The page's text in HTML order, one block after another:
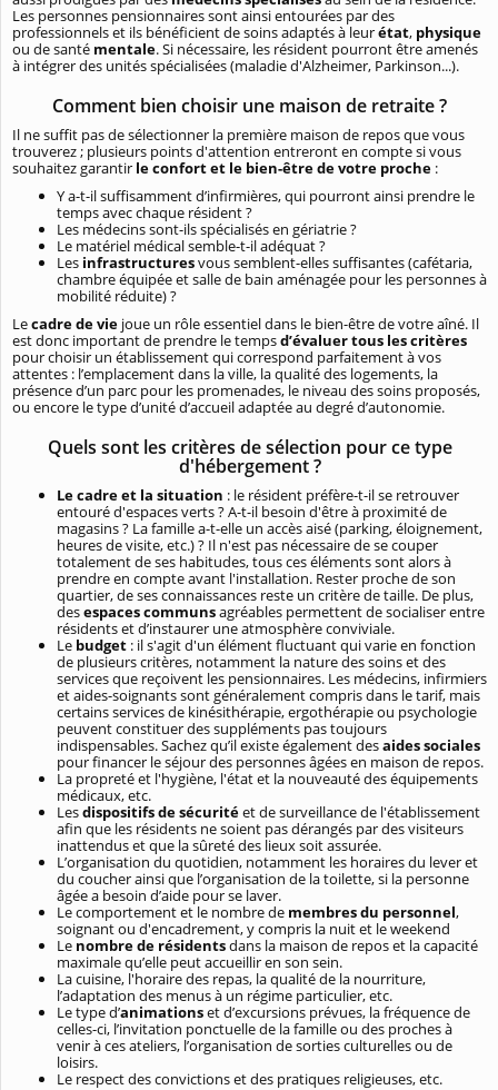
Les personnes pensionnaires sont ainsi entourées par des
professionnels et ils bénéficient de soins adaptés à leurétat, physique
ou de santé mentale. Si nécessaire, les résident pourront être amenés
à intégrer des unités spécialisées (maladie d'Alzheimer, Parkinson...).
Comment bien choisir une maison de retraite ?
Il ne suffit pas de sélectionner la première maison de repos que vous
trouverez ; plusieurs points d'attention entreront en compte si vous
souhaitez garantir le confort et le bien-être de votre proche :
Y a-t-il suffisamment d’infirmières, qui pourront ainsi prendre le
temps avec chaque résident ?
Les médecins sont-ils spécialisés en gériatrie ?
Le matériel médical semble-t-il adéquat ?
Les infrastructuresvous semblent-elles suffisantes (cafétaria,
chambre équipée et salle de bain aménagée pour les personnes à
mobilité réduite) ?
Lecadre de vie joue un rôle essentiel dans le bien-être de votre aîné. Il
est donc important de prendre le tempsd’évaluer tous les critères
pour choisir un établissement qui correspond parfaitement à vos
attentes : l’emplacement dans la ville, la qualité des logements, la
présence d’un parc pour les promenades, le niveau des soins proposés,
ou encore le type d’unité d’accueil adaptée au degré d’autonomie.
Quels sont les critères de sélection pour ce type
d'hébergement ?
Le cadre et la situation : le résident préfère-t-il se retrouver
entouré d'espaces verts ? A-t-il besoin d'être à proximité de
magasins ? La famille a-t-elle un accès aisé (parking, éloignement,
heures de visite, etc.) ? Il n'est pas nécessaire de se couper
totalement de ses habitudes, tous ces éléments sont alors à
prendre en compte avant l'installation. Rester proche de son
quartier, de ses connaissances reste un critère de taille. De plus,
desespaces communsagréables permettent de socialiser entre
résidents et d’instaurer une atmosphère conviviale.
Le budget : il s'agit d'un élément fluctuant qui varie en fonction
de plusieurs critères, notamment la nature des soins et des
services que reçoivent les pensionnaires. Les médecins, infirmiers
et aides-soignants sont généralement compris dans le tarif, mais
certains services de kinésithérapie, ergothérapie ou psychologie
peuvent constituer des suppléments pas toujours
indispensables. Sachez qu’il existe également desaides sociales
pour financer le séjour des personnes âgées en maison de repos.
La propreté et l'hygiène, l'état et la nouveauté des équipements
médicaux, etc.
Lesdispositifs de sécuritéet de surveillance de l'établissement
afin que les résidents ne soient pas dérangés par des visiteurs
inattendus et que la sûreté des lieux soit assurée.
L’organisation du quotidien, notamment les horaires du lever et
du coucher ainsi que l’organisation de la toilette, si la personne
âgée a besoin d’aide pour se laver.
Le comportement et le nombre de membres du personnel,
soignant ou d'encadrement, y compris la nuit et le weekend
Le nombre de résidentsdans la maison de repos et la capacité
maximale qu’elle peut accueillir en son sein.
La cuisine, l'horaire des repas, la qualité de la nourriture,
l’adaptation des menus à un régime particulier, etc.
Le type d’animationset d’excursions prévues, la fréquence de
celles-ci, l’invitation ponctuelle de la famille ou des proches à
venir à ces ateliers, l’organisation de sorties culturelles ou de
loisirs.
Le respect des convictions et des pratiques religieuses, etc.